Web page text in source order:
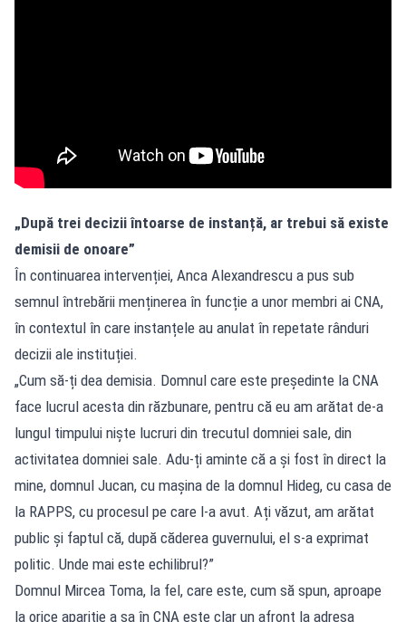
„După trei decizii întoarse de instanță, ar trebui să existe
demisii de onoare”
În continuarea intervenției, Anca Alexandrescu a pus sub
semnul întrebării menținerea în funcție a unor membri ai CNA,
în contextul în care instanțele au anulat în repetate rânduri
decizii ale instituției.
„Cum să-ți dea demisia. Domnul care este președinte la CNA
face lucrul acesta din răzbunare, pentru că eu am arătat de-a
lungul timpului niște lucruri din trecutul domniei sale, din
activitatea domniei sale. Adu-ți aminte că a și fost în direct la
mine, domnul Jucan, cu mașina de la domnul Hideg, cu casa de
la RAPPS, cu procesul pe care l-a avut. Ați văzut, am arătat
public și faptul că, după căderea guvernului, el s-a exprimat
politic. Unde mai este echilibrul?”
Domnul Mircea Toma, la fel, care este, cum să spun, aproape
la orice apariție a sa în CNA este clar un afront la adresa